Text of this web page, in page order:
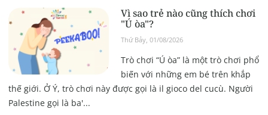
Vì sao trẻ nào cũng thích chơi
"Ú òa"?
Thứ Bảy, 01/08/2026
Trò chơi “Ú òa” là một trò chơi phổ
biến với những em bé trên khắp
thế giới. Ở Ý, trò chơi này được gọi là il gioco del cucù. Người
Palestine gọi là ba'...